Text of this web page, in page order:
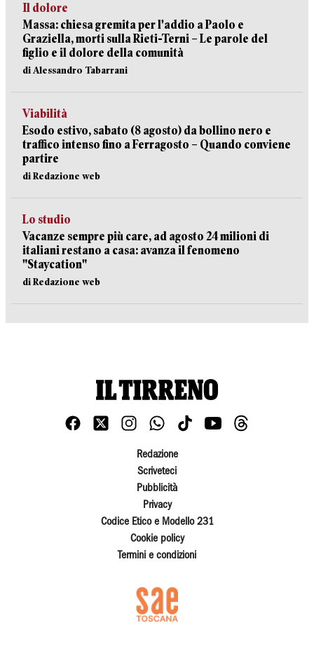
Il dolore
Massa: chiesa gremita per l'addio a Paolo e
Graziella, morti sulla Rieti-Terni – Le parole del
figlio e il dolore della comunità
di Alessandro Tabarrani
Viabilità
Esodo estivo, sabato (8 agosto) da bollino nero e
traffico intenso fino a Ferragosto – Quando conviene
partire
di Redazione web
Lo studio
Vacanze sempre più care, ad agosto 24 milioni di
italiani restano a casa: avanza il fenomeno
"Staycation"
di Redazione web
Redazione
Scriveteci
Pubblicità
Privacy
Codice Etico e Modello 231
Cookie policy
Termini e condizioni